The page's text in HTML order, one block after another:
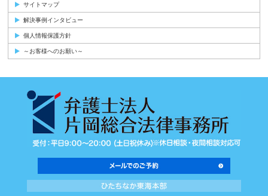
サイトマップ
解決事例インタビュー
個人情報保護方針
～お客様へのお願い～